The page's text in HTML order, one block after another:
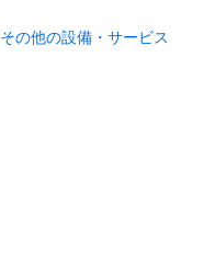
その他の設備・サービス